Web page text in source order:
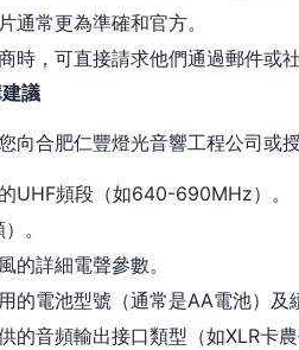
通常更為準確和官方。
時，可直接請求他們通過郵件或
議
向合肥仁豐燈光音響工程公司或
UHF頻段（如640-690MHz）。
。
的詳細電聲參數。
的電池型號（通常是AA電池）及
的音頻輸出接口類型（如XLR卡